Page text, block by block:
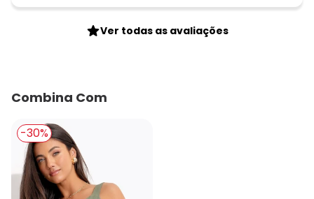
Ver todas as avaliações
Combina Com
-30%